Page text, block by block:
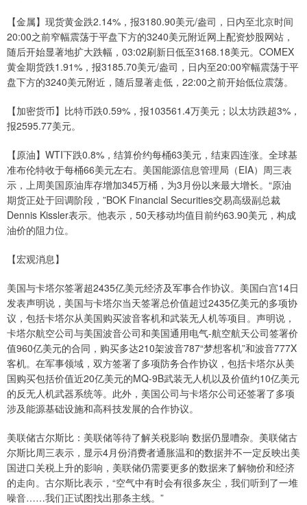
【金属】现货黄金跌2.14%，报3180.90美元/盎司，日内至北京时间
20:00之前窄幅震荡于平盘下方的3240美元附近网上配资炒股网站，
随后开始显著地扩大跌幅，03:02刷新日低至3168.18美元。COMEX
黄金期货跌1.91%，报3185.70美元/盎司，日内至20:00窄幅震荡于平
盘下方的3240美元附近，随后显著走低，22:00之前开始低位震荡。
【加密货币】比特币跌0.59%，报103561.4万美元；以太坊跌超3%，
报2595.77美元。
【原油】WTI下跌0.8%，结算价约每桶63美元，结束四连涨。全球基
准布伦特收于每桶66美元左右。美国能源信息管理局（EIA）周三表
示，上周美国原油库存增加345万桶，为3月份以来最大增长。“原油
期货正处于回调阶段，”BOK Financial Securities交易高级副总裁
Dennis Kissler表示。他表示，50天移动均值目前约63.90美元，构成
油价的阻力位。
【宏观消息】
美国与卡塔尔签署超2435亿美元经济及军事合作协议。美国白宫14日
发表声明说，美国与卡塔尔当天签署总价值超过2435亿美元的多项协
议，包括卡塔尔从美国购买波音客机和武装无人机等项目。声明说，
卡塔尔航空公司与美国波音公司和美国通用电气-航空航天公司签署价
值960亿美元的合同，购买多达210架波音787“梦想客机”和波音777X
客机。在军事领域，双方签署了多项防务合作协议，包括卡塔尔从美
国购买包括价值近20亿美元的MQ-9B武装无人机以及价值约10亿美元
的反无人机武器系统等。此外，美国公司与卡塔尔公司还签署了多项
涉及能源基础设施和高科技发展的合作协议。
美联储古尔斯比：美联储等待了解关税影响 数据仍显嘈杂。美联储古
尔斯比周三表示，显示4月份消费者通胀温和的数据并不一定反映出美
国进口关税上升的影响，美联储仍需要更多的数据来了解物价和经济
的走向。古尔斯比表示，“空气中有时会有很多灰尘，我们听到了一堆
噪音……我们正试图找出那条主线。”